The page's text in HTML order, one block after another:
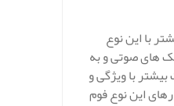
با این نوع
های صوتی و به
با ویژگی و
این نوع فوم